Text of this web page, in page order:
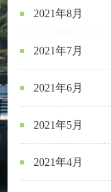
2021年8月
2021年7月
2021年6月
2021年5月
2021年4月